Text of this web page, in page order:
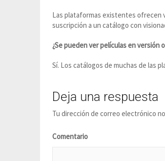
Las plataformas existentes ofrecen
suscripción a un catálogo con
¿Se pueden ver películas en versión
Sí. Los catálogos de muchas de las
Deja una respuesta
Tu dirección de correo electrónico
Comentario